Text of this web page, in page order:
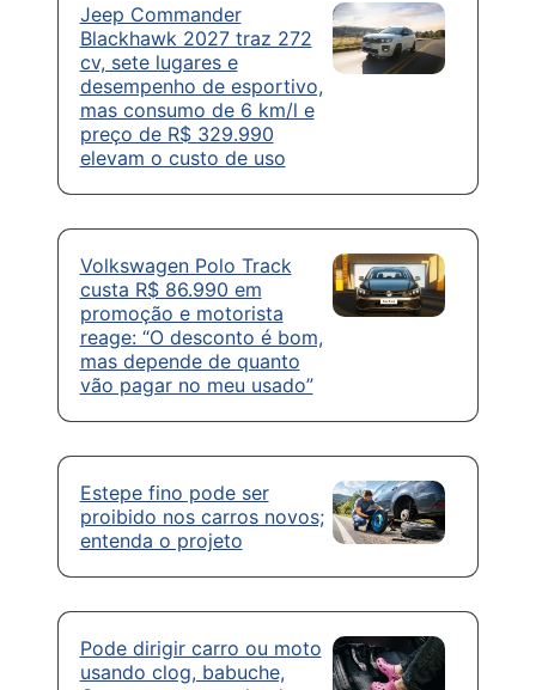
Jeep Commander
Blackhawk 2027 traz 272
cv, sete lugares e
desempenho de esportivo,
mas consumo de 6 km/l e
preço de R$ 329.990
elevam o custo de uso
Volkswagen Polo Track
custa R$ 86.990 em
promoção e motorista
reage: “O desconto é bom,
mas depende de quanto
vão pagar no meu usado”
Estepe fino pode ser
proibido nos carros novos;
entenda o projeto
Pode dirigir carro ou moto
usando clog, babuche,